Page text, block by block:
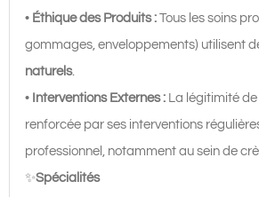
• Éthique des Produits : Tous les soins
gommages, enveloppements) utilisent
naturels.
• Interventions Externes : La légitimité de
renforcée par ses interventions
professionnel, notamment au sein de
✨Spécialités